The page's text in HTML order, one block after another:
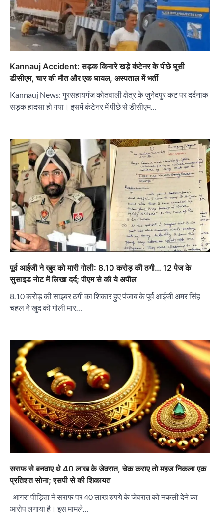
Kannauj Accident: सड़क किनारे खड़े कंटेनर के पीछे घुसी
डीसीएम, चार की मौत और एक घायल, अस्पताल में भर्ती
Kannauj News: गुरसहायगंज कोतवाली क्षेत्र के जुनेदपुर कट पर दर्दनाक
सड़क हादसा हो गया। इसमें कंटेनर में पीछे से डीसीएम…
पूर्व आईजी ने खुद को मारी गोली: 8.10 करोड़ की ठगी… 12 पेज के
सुसाइड नोट में लिखा दर्द; पीएम से की ये अपील
8.10 करोड़ की साइबर ठगी का शिकार हुए पंजाब के पूर्व आईजी अमर सिंह
चहल ने खुद को गोली मार…
सराफ से बनवाए थे 40 लाख के जेवरात, चेक कराए तो महज निकला एक
प्रतिशत सोना; एसपी से की शिकायत
आगरा पीड़िता ने सराफ पर 40 लाख रुपये के जेवरात को नकली देने का
आरोप लगाया है। इस मामले…